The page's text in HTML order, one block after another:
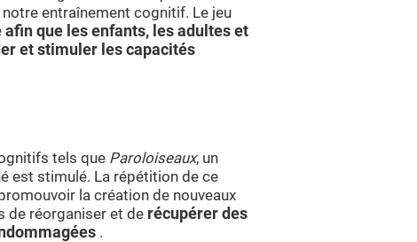
entraînement cognitif. Le jeu
que les enfants, les adultes et
et stimuler les capacités
tels que Paroloiseaux, un
est stimulé. La répétition de ce
la création de nouveaux
de réorganiser et de récupérer des
.